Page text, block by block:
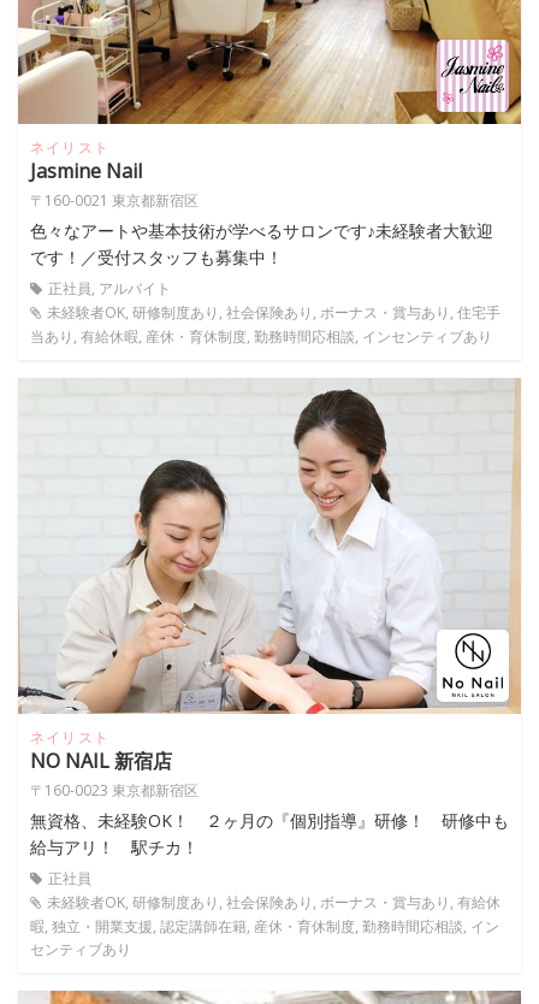
ネイリスト
Jasmine Nail
〒160-0021 東京都新宿区
色々なアートや基本技術が学べるサロンです♪未経験者大歓迎
です！／受付スタッフも募集中！
正社員, アルバイト
未経験者OK, 研修制度あり, 社会保険あり, ボーナス・賞与あり, 住宅手
当あり, 有給休暇, 産休・育休制度, 勤務時間応相談, インセンティブあり
ネイリスト
NO NAIL 新宿店
〒160-0023 東京都新宿区
無資格、未経験OK！ ２ヶ月の『個別指導』研修！ 研修中も
給与アリ！ 駅チカ！
正社員
未経験者OK, 研修制度あり, 社会保険あり, ボーナス・賞与あり, 有給休
暇, 独立・開業支援, 認定講師在籍, 産休・育休制度, 勤務時間応相談, イン
センティブあり